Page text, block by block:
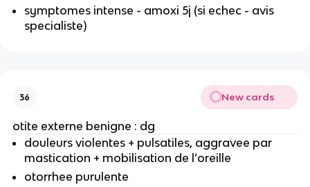
symptomes intense - amoxi 5j (si echec - avis
specialiste)
36 New cards
otite externe benigne : dg
douleurs violentes + pulsatiles, aggravee par
mastication + mobilisation de l’oreille
otorrhee purulente